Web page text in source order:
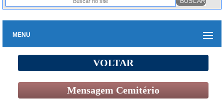
MENU
VOLTAR
Mensagem Cemitério